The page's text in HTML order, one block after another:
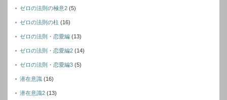
ゼロの法則の極意2 (5)
ゼロの法則の柱 (16)
ゼロの法則・恋愛編 (13)
ゼロの法則・恋愛編2 (14)
ゼロの法則・恋愛編3 (5)
潜在意識 (16)
潜在意識2 (13)